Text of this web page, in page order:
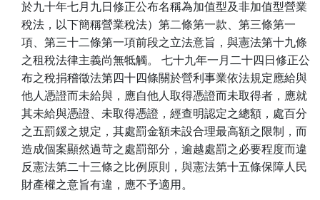
於九十年七月九日修正公布名稱為加值型及非加值型營業
稅法，以下簡稱營業稅法）第二條第一款、第三條第一
項、第三十二條第一項前段之立法意旨，與憲法第十九條
之租稅法律主義尚無牴觸。 七十九年一月二十四日修正公
布之稅捐稽徵法第四十四條關於營利事業依法規定應給與
他人憑證而未給與，應自他人取得憑證而未取得者，應就
其未給與憑證、未取得憑證，經查明認定之總額，處百分
之五罰鍰之規定，其處罰金額未設合理最高額之限制，而
造成個案顯然過苛之處罰部分，逾越處罰之必要程度而違
反憲法第二十三條之比例原則，與憲法第十五條保障人民
財產權之意旨有違，應不予適用。